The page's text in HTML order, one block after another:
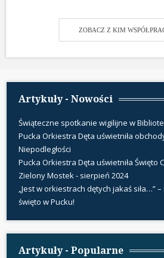
ZOBACZ Z KIM
Artykuły - Nowości
Świąteczne spotkanie wigilijne w
Pucka Orkiestra Dęta uświetniła
Niepodległości
Pucka Orkiestra Dęta uświetniła Święto
Zielony Mostek - sierpień 2024
„Jest w orkiestrach dętych jakaś siła…”
święto w Pucku!
Artykuły - Popularne